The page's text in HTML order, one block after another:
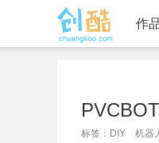
作
标签：DIY 机器